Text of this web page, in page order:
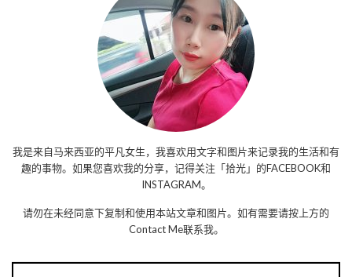
我是来自马来西亚的平凡女生，我喜欢用文字和图片来记录我的生活和有
趣的事物。如果您喜欢我的分享，记得关注「拾光」的FACEBOOK和
INSTAGRAM。
请勿在未经同意下复制和使用本站文章和图片。如有需要请按上方的
Contact Me联系我。